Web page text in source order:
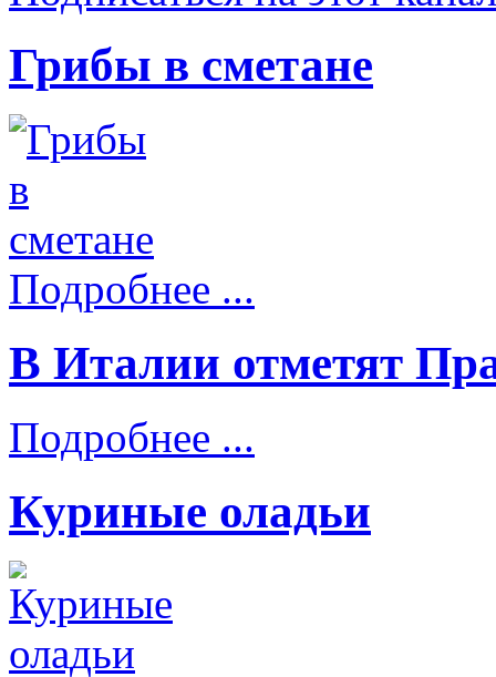
Грибы в сметане
Подробнее ...
В Италии отметят
Подробнее ...
Куриные оладьи